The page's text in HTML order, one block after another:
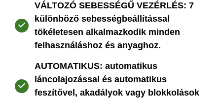
VÁLTOZÓ SEBESSÉGŰ VEZÉRLÉS: 7
különböző sebességbeállítással
tökéletesen alkalmazkodik minden
felhasználáshoz és anyaghoz.
AUTOMATIKUS: automatikus
láncolajozással és automatikus
feszítővel, akadályok vagy blokkolások